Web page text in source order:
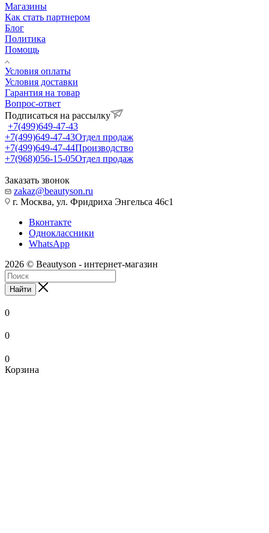
Магазины
Как стать партнером
Блог
Политика
Помощь
Условия оплаты
Условия доставки
Гарантия на товар
Вопрос-ответ
Подписаться на рассылку
+7(499)649-47-43
+7(499)649-47-43Отдел продаж
+7(499)649-47-44Производство
+7(968)056-15-05Отдел продаж
Заказать звонок
zakaz@beautyson.ru
г. Москва, ул. Фридриха Энгельса 46с1
Вконтакте
Одноклассники
WhatsApp
2026 © Beautyson - интернет-магазин
Найти
0
0
0
Корзина